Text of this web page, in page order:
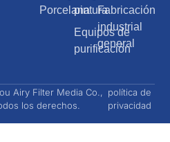
pintura
Equipos de
purificación
Fabricación
industrial
general
Porcelana
Airy Filter Media Co.,
los derechos.
política de
privacidad